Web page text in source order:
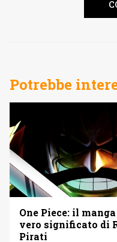
Potrebbe
One Piece: il
vero significato di
Pirati